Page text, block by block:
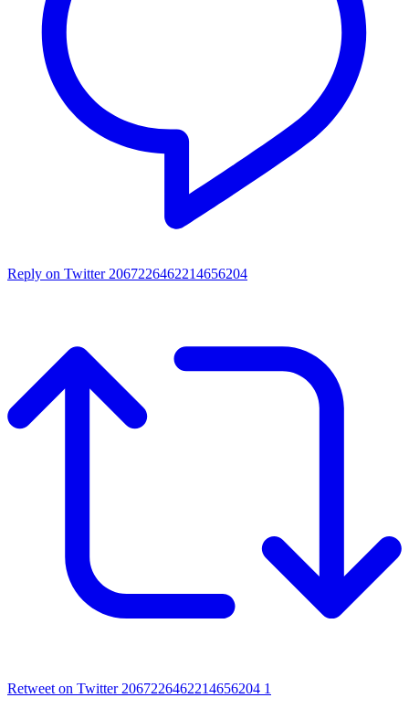
Reply on Twitter 2067226462214656204
Retweet on Twitter 2067226462214656204 1